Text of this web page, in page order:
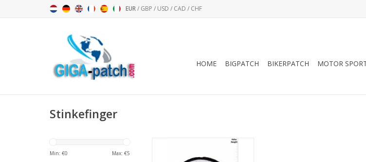
EUR/ GBP / USD / CAD / CHF
HOME BIGPATCH BIKERPATCH MOTOR
Stinkefinger
Min: €0 Max: €5
TOEVOEGEN AAN WINKELWAGEN